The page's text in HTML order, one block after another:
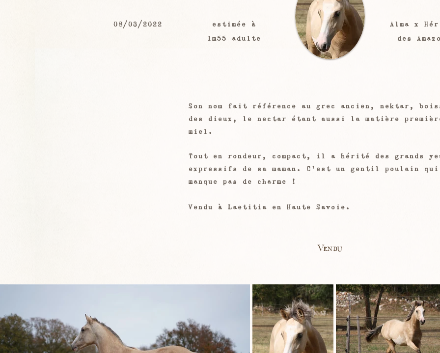
08/03/2022
estimée à
1m55 adulte
Alma x
des
Son nom fait référence au grec ancien, nektar,
des dieux, le nectar étant aussi la matière
miel.
Tout en rondeur, compact, il a hérité des grands
expressifs de sa maman. C'est un gentil poulain qui
manque pas de charme !
Vendu à Laetitia en Haute Savoie.
Vendu